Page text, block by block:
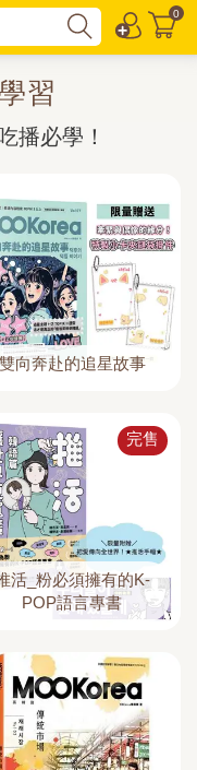
0
習
播必學！
雙向奔赴的追星故事
完售
活_粉必須擁有的K-
POP語言專書